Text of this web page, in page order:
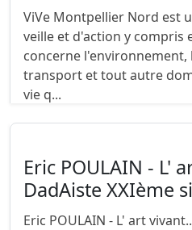
ViVe Montpellier Nord est
veille et d'action y compris
concerne l'environnement,
transport et tout autre
vie q...
Eric POULAIN - L'
DadAiste XXIème
Eric POULAIN - L' art